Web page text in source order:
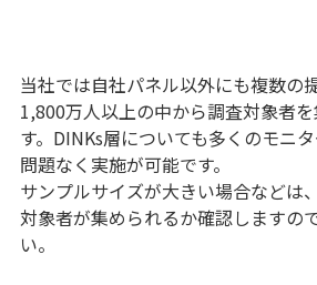
当社では自社パネル以外にも複数の
1,800万人以上の中から調査対象者
す。DINKs層についても多くのモニ
問題なく実施が可能です。
サンプルサイズが大きい場合などは
対象者が集められるか確認しますの
い。